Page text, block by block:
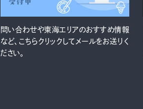
問い合わせや東海エリアのおすすめ情報
など、こちらクリックしてメールをお送りく
ださい。